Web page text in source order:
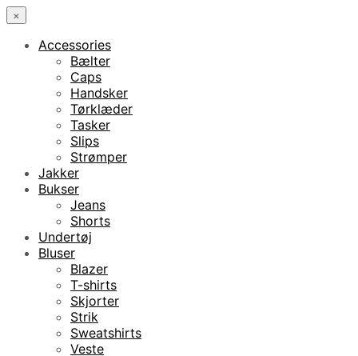
×
Accessories
Bælter
Caps
Handsker
Tørklæder
Tasker
Slips
Strømper
Jakker
Bukser
Jeans
Shorts
Undertøj
Bluser
Blazer
T-shirts
Skjorter
Strik
Sweatshirts
Veste